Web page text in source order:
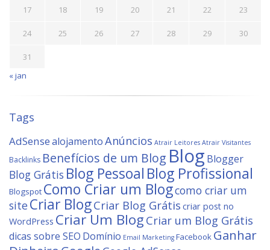
17 18 19 20 21 22 23
24 25 26 27 28 29 30
31
« jan
Tags
AdSensealojamentoAnúncios Atrair Leitores Atrair Visitantes
Backlinks Benefícios de um Blog Blog Blogger
Blog Grátis Blog Pessoal Blog Profissional
Blogspot Como Criar um Blogcomo criar um
siteCriar BlogCriar Blog Grátis criar post no
WordPress Criar Um Blog Criar um Blog Grátis
dicas sobre SEO Domínio Email Marketing Facebook Ganhar